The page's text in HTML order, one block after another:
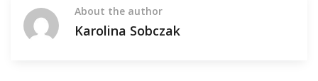
About the author
Karolina Sobczak